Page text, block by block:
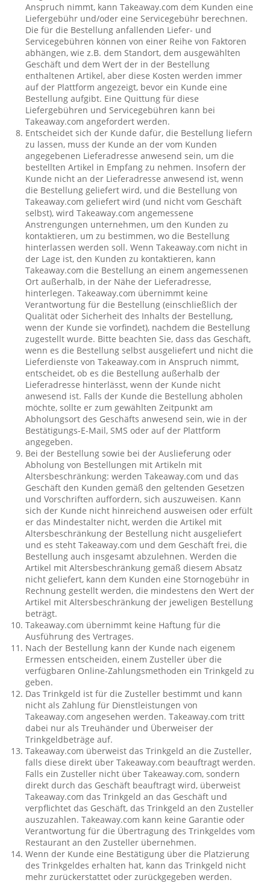
Anspruch nimmt, kann Takeaway.com dem Kunden eine
Liefergebühr und/oder eine Servicegebühr berechnen.
Die für die Bestellung anfallenden Liefer- und
Servicegebühren können von einer Reihe von Faktoren
abhängen, wie z.B. dem Standort, dem ausgewählten
Geschäft und dem Wert der in der Bestellung
enthaltenen Artikel, aber diese Kosten werden immer
auf der Plattform angezeigt, bevor ein Kunde eine
Bestellung aufgibt. Eine Quittung für diese
Liefergebühren und Servicegebühren kann bei
Takeaway.com angefordert werden.
Entscheidet sich der Kunde dafür, die Bestellung liefern
zu lassen, muss der Kunde an der vom Kunden
angegebenen Lieferadresse anwesend sein, um die
bestellten Artikel in Empfang zu nehmen. Insofern der
Kunde nicht an der Lieferadresse anwesend ist, wenn
die Bestellung geliefert wird, und die Bestellung von
Takeaway.com geliefert wird (und nicht vom Geschäft
selbst), wird Takeaway.com angemessene
Anstrengungen unternehmen, um den Kunden zu
kontaktieren, um zu bestimmen, wo die Bestellung
hinterlassen werden soll. Wenn Takeaway.com nicht in
der Lage ist, den Kunden zu kontaktieren, kann
Takeaway.com die Bestellung an einem angemessenen
Ort außerhalb, in der Nähe der Lieferadresse,
hinterlegen. Takeaway.com übernimmt keine
Verantwortung für die Bestellung (einschließlich der
Qualität oder Sicherheit des Inhalts der Bestellung,
wenn der Kunde sie vorfindet), nachdem die Bestellung
zugestellt wurde. Bitte beachten Sie, dass das Geschäft,
wenn es die Bestellung selbst ausgeliefert und nicht die
Lieferdienste von Takeaway.com in Anspruch nimmt,
entscheidet, ob es die Bestellung außerhalb der
Lieferadresse hinterlässt, wenn der Kunde nicht
anwesend ist. Falls der Kunde die Bestellung abholen
möchte, sollte er zum gewählten Zeitpunkt am
Abholungsort des Geschäfts anwesend sein, wie in der
Bestätigungs-E-Mail, SMS oder auf der Plattform
angegeben.
Bei der Bestellung sowie bei der Auslieferung oder
Abholung von Bestellungen mit Artikeln mit
Altersbeschränkung: werden Takeaway.com und das
Geschäft den Kunden gemäß den geltenden Gesetzen
und Vorschriften auffordern, sich auszuweisen. Kann
sich der Kunde nicht hinreichend ausweisen oder erfült
er das Mindestalter nicht, werden die Artikel mit
Altersbeschränkung der Bestellung nicht ausgeliefert
und es steht Takeaway.com und dem Geschäft frei, die
Bestellung auch insgesamt abzulehnen. Werden die
Artikel mit Altersbeschränkung gemäß diesem Absatz
nicht geliefert, kann dem Kunden eine Stornogebühr in
Rechnung gestellt werden, die mindestens den Wert der
Artikel mit Altersbeschränkung der jeweligen Bestellung
beträgt.
Takeaway.com übernimmt keine Haftung für die
Ausführung des Vertrages.
Nach der Bestellung kann der Kunde nach eigenem
Ermessen entscheiden, einem Zusteller über die
verfügbaren Online-Zahlungsmethoden ein Trinkgeld zu
geben.
Das Trinkgeld ist für die Zusteller bestimmt und kann
nicht als Zahlung für Dienstleistungen von
Takeaway.com angesehen werden. Takeaway.com tritt
dabei nur als Treuhänder und Überweiser der
Trinkgeldbeträge auf.
Takeaway.com überweist das Trinkgeld an die Zusteller,
falls diese direkt über Takeaway.com beauftragt werden.
Falls ein Zusteller nicht über Takeaway.com, sondern
direkt durch das Geschäft beauftragt wird, überweist
Takeaway.com das Trinkgeld an das Geschäft und
verpflichtet das Geschäft, das Trinkgeld an den Zusteller
auszuzahlen. Takeaway.com kann keine Garantie oder
Verantwortung für die Übertragung des Trinkgeldes vom
Restaurant an den Zusteller übernehmen.
Wenn der Kunde eine Bestätigung über die Platzierung
des Trinkgeldes erhalten hat, kann das Trinkgeld nicht
mehr zurückerstattet oder zurückgegeben werden.